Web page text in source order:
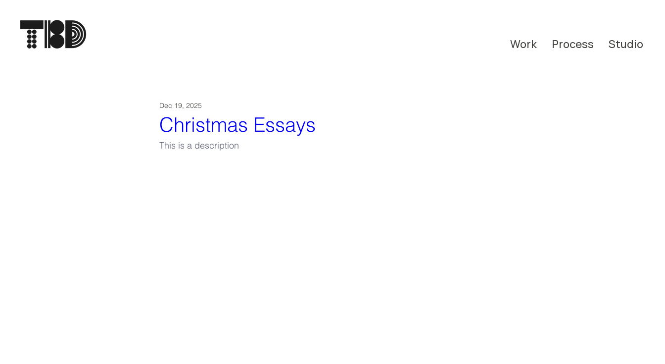
Work Process Studio
Christmas Essays
Dec 19, 2025
This is a description